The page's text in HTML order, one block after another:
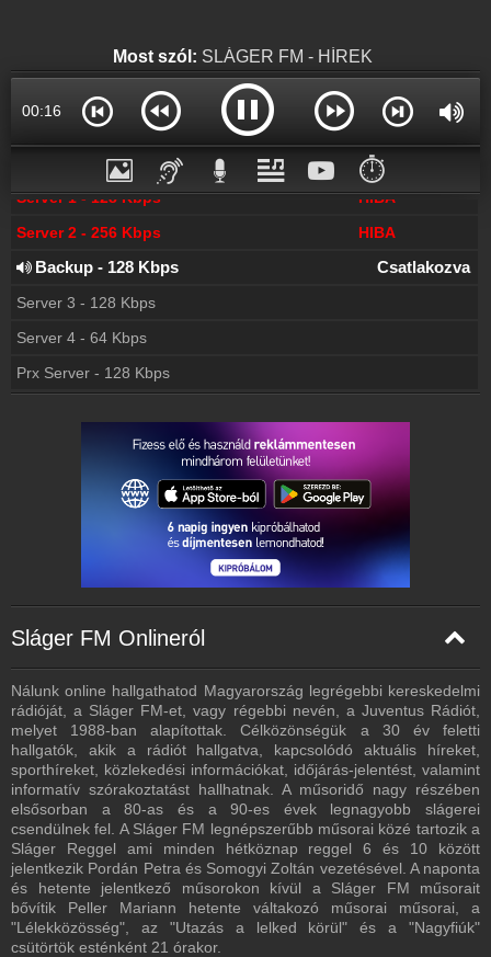
Partnerek
Rádiós partnerek
Ágyazd be weboldaladba
Online rádió készítés
Most szól: SLÁGER FM - HÍREK
00:17
⏱️
Server 1 - 128 Kbps
HIBA
Server 2 - 256 Kbps
HIBA
Backup - 128 Kbps Csatlakozva
Server 3 - 128 Kbps
Server 4 - 64 Kbps
Prx Server - 128 Kbps
Sláger FM Onlineról
Nálunk online hallgathatod Magyarország legrégebbi kereskedelmi
rádióját, a Sláger FM-et, vagy régebbi nevén, a Juventus Rádiót,
melyet 1988-ban alapítottak. Célközönségük a 30 év feletti
hallgatók, akik a rádiót hallgatva, kapcsolódó aktuális híreket,
sporthíreket, közlekedési információkat, időjárás-jelentést, valamint
informatív szórakoztatást hallhatnak. A műsoridő nagy részében
elsősorban a 80-as és a 90-es évek legnagyobb slágerei
csendülnek fel. A Sláger FM legnépszerűbb műsorai közé tartozik a
Sláger Reggel ami minden hétköznap reggel 6 és 10 között
jelentkezik Pordán Petra és Somogyi Zoltán vezetésével. A naponta
és hetente jelentkező műsorokon kívül a Sláger FM műsorait
bővítik Peller Mariann hetente váltakozó műsorai műsorai, a
"Lélekközösség", az "Utazás a lelked körül" és a "Nagyfiúk"
csütörtök esténként 21 órakor.